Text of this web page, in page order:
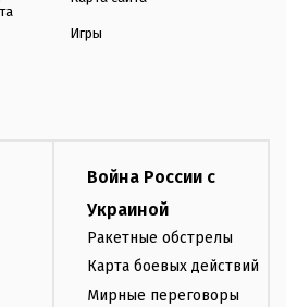
Игры
Война России с
Украиной
Ракетные обстрелы
Карта боевых действий
Мирные переговоры